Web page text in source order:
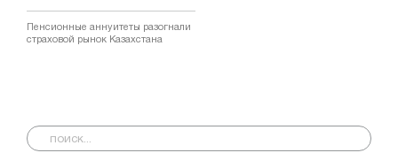
Пенсионные аннуитеты разогнали
страховой рынок Казахстана